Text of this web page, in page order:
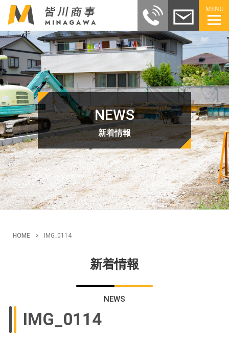
MENU
NEWS
新着情報
HOME > IMG_0114
新着情報
NEWS
IMG_0114